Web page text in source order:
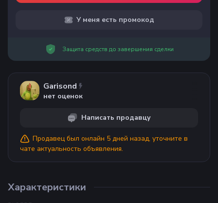
У меня есть промокод
Защита средств до завершения сделки
Garisond
нет оценок
Написать продавцу
Продавец был онлайн 5 дней назад, уточните в
чате актуальность объявления.
Характеристики